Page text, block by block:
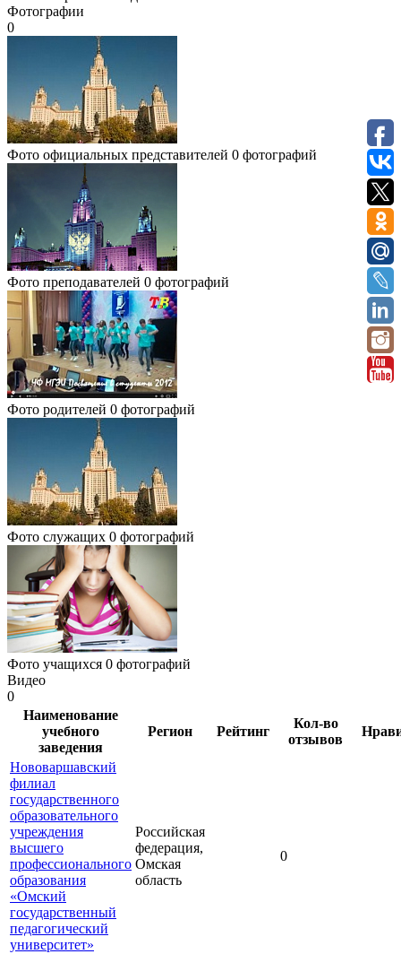
Фотографии
0
Фото официальных представителей 0 фотографий
Фото преподавателей 0 фотографий
Фото родителей 0 фотографий
Фото служащих 0 фотографий
Фото учащихся 0 фотографий
Видео
0
Наименование
учебного
заведения
Регион Рейтинг
Кол-во
отзывов
Нововаршавский
филиал
государственного
образовательного
учреждения
высшего
профессионального
образования
«Омский
государственный
педагогический
университет»
Российская
федерация,
Омская
область
0